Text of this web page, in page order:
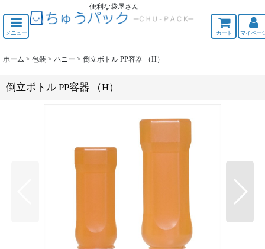
便利な袋屋さん
メニュー カート マイペー
ホーム > 包装 > ハニー > 倒立ボトル PP容器 （H）
倒立ボトル PP容器 （H）